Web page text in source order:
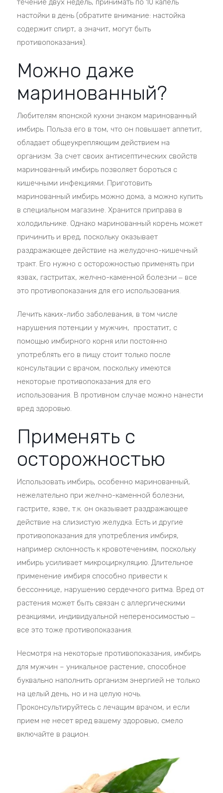
течение двух недель, принимать по 10 капель
настойки в день (обратите внимание: настойка
содержит спирт, а значит, могут быть
противопоказания).
Можно даже
маринованный?
Любителям японской кухни знаком маринованный
имбирь. Польза его в том, что он повышает аппетит,
обладает общеукрепляющим действием на
организм. За счет своих антисептических свойств
маринованный имбирь позволяет бороться с
кишечными инфекциями. Приготовить
маринованный имбирь можно дома, а можно купить
в специальном магазине. Хранится приправа в
холодильнике. Однако маринованный корень может
причинить и вред, поскольку оказывает
раздражающее действие на желудочно-кишечный
тракт. Его нужно с осторожностью применять при
язвах, гастритах, желчно-каменной болезни ‒ все
это противопоказания для его использования.
Лечить каких-либо заболевания, в том числе
нарушения потенции у мужчин, простатит, с
помощью имбирного корня или постоянно
употреблять его в пищу стоит только после
консультации с врачом, поскольку имеются
некоторые противопоказания для его
использования. В противном случае можно нанести
вред здоровью.
Применять с
осторожностью
Использовать имбирь, особенно маринованный,
нежелательно при желчно-каменной болезни,
гастрите, язве, т.к. он оказывает раздражающее
действие на слизистую желудка. Есть и другие
противопоказания для употребления имбиря,
например склонность к кровотечениям, поскольку
имбирь усиливает микроциркуляцию. Длительное
применение имбиря способно привести к
бессоннице, нарушению сердечного ритма. Вред от
растения может быть связан с аллергическими
реакциями, индивидуальной непереносимостью ‒
все это тоже противопоказания.
Несмотря на некоторые противопоказания, имбирь
для мужчин – уникальное растение, способное
буквально наполнить организм энергией не только
на целый день, но и на целую ночь.
Проконсультируйтесь с лечащим врачом, и если
прием не несет вред вашему здоровью, смело
включайте в рацион.